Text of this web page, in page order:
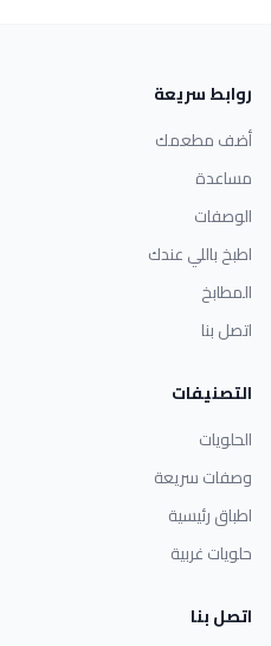
روابط سريعة
أضف مطعمك
مساعدة
الوصفات
اطبخ باللي عندك
المطابخ
اتصل بنا
التصنيفات
الحلويات
وصفات سريعة
اطباق رئيسية
حلويات غربية
اتصل بنا